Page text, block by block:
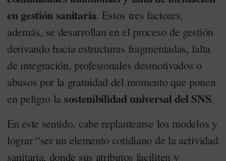
en gestión sanitaria. Estos tres factores,
además, se desarrollan en el proceso de gestión
derivando hacia estructuras fragmentadas, falta
de integración, profesionales desmotivados o
abusos por la gratuidad del momento que ponen
en peligro la sostenibilidad universal del SNS.
En este sentido, cabe replantearse los modelos y
lograr “ser un elemento cotidiano de la actividad
sanitaria, donde sus atributos faciliten y